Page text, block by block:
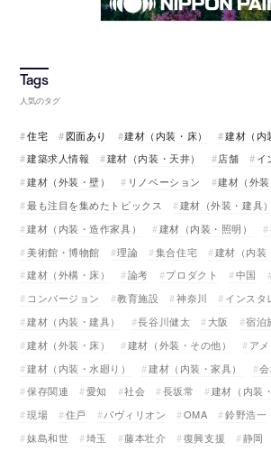
人気のタグ
住宅 図面あり 建材（内装・床） 建材（内
建築求人情報
建材（内装・天井） 店舗
イ
建材（外装・壁）
リノベーション 建材（外装
最も注目を集めたトピックス
建材（外装・建具）
建材（内装・造作家具）
建材（内装・照明）
美術館・博物館
理論 集合住宅
建材（内装
建材（外構・床）
論考 プロダクト 中国
コンバージョン
教育施設 神奈川
インスタ
建材（内装・建具）
長谷川健太 大阪 宿泊
建材（外装・床）
建材（外装・その他）
ア
建材（内装・水廻り）
建材（内装・家具）
保存関連
愛知 社会 長坂常 建材（内装
現場
住戸 パヴィリオン OMA 鈴野浩一
妹島和世
埼玉 藤本壮介 復興支援 静岡